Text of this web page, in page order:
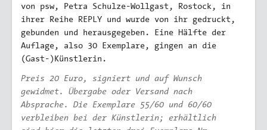
von psw, Petra Schulze-Wollgast, Rostock, in
ihrer Reihe REPLY und wurde von ihr gedruckt,
gebunden und herausgegeben. Eine Hälfte der
Auflage, also 30 Exemplare, gingen an die
(Gast-)Künstlerin.
Preis 20 Euro, signiert und auf Wunsch
gewidmet. Übergabe oder Versand nach
Absprache. Die Exemplare 55/60 und 60/60
verbleiben bei der Künstlerin; erhältlich